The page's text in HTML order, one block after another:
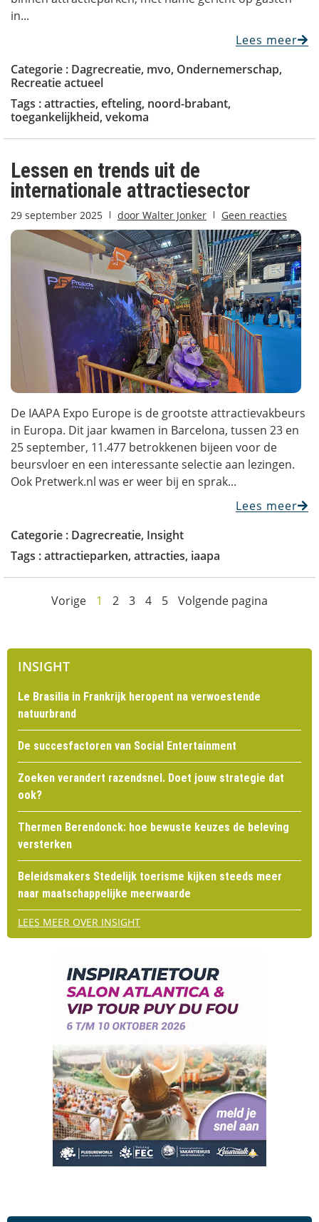
in...
Lees meer
Categorie : Dagrecreatie, mvo, Ondernemerschap,
Recreatie actueel
Tags :attracties, efteling, noord-brabant,
toegankelijkheid, vekoma
Lessen en trends uit de
internationale attractiesector
29 september 2025 door Walter Jonker Geen reacties
De IAAPA Expo Europe is de grootste attractievakbeurs
in Europa. Dit jaar kwamen in Barcelona, tussen 23 en
25 september, 11.477 betrokkenen bijeen voor de
beursvloer en een interessante selectie aan lezingen.
Ook Pretwerk.nl was er weer bij en sprak...
Lees meer
Categorie : Dagrecreatie, Insight
Tags :attractieparken, attracties, iaapa
Vorige 1 2 3 4 5 Volgende pagina
INSIGHT
Le Brasilia in Frankrijk heropent na verwoestende
natuurbrand
De succesfactoren van Social Entertainment
Zoeken verandert razendsnel. Doet jouw strategie dat
ook?
Thermen Berendonck: hoe bewuste keuzes de beleving
versterken
Beleidsmakers Stedelijk toerisme kijken steeds meer
naar maatschappelijke meerwaarde
LEES MEER OVER INSIGHT